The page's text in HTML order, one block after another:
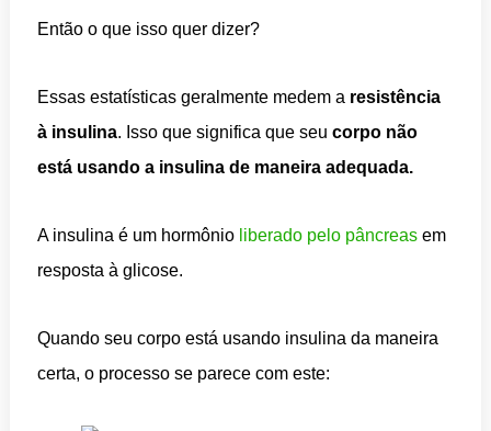
Então o que isso quer dizer?
Essas estatísticas geralmente medem a resistência
à insulina. Isso que significa que seu corpo não
está usando a insulina de maneira adequada.
A insulina é um hormônio liberado pelo pâncreas em
resposta à glicose.
Quando seu corpo está usando insulina da maneira
certa, o processo se parece com este: